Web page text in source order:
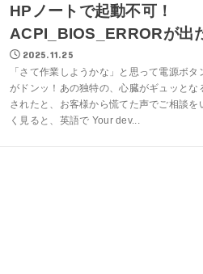
HPノートで起動不可！
ACPI_BIOS_ERRORが出
2025.11.25
「さて作業しようかな」と思って電源ボ
がドンッ！あの独特の、心臓がギュッとな
されたと、お客様から慌てた声でご相談を
く見ると、英語で Your dev...